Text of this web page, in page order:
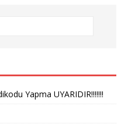
Yapma UYARIDIR!!!!!!!